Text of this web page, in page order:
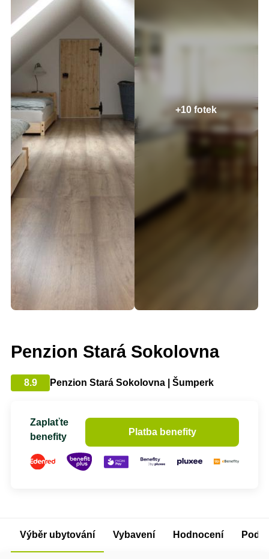
+10 fotek
Penzion Stará Sokolovna
8.9 Penzion Stará Sokolovna | Šumperk
Zaplaťte
benefity
Platba benefity
Výběr ubytování Vybavení Hodnocení